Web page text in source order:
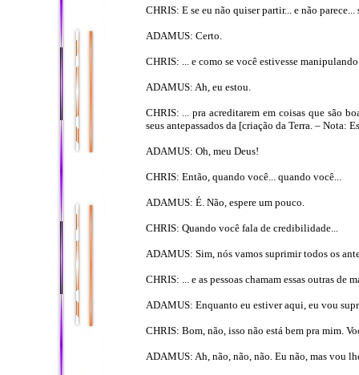
CHRIS: E se eu não quiser partir... e não
ADAMUS: Certo.
CHRIS: ... e como se você estivesse manipulando
ADAMUS: Ah, eu estou.
CHRIS: ... pra acreditarem em coisas que são
seus antepassados da [criação da Terra. – Nota:
ADAMUS: Oh, meu Deus!
CHRIS: Então, quando você... quando você...
ADAMUS: É. Não, espere um pouco.
CHRIS: Quando você fala de credibilidade...
ADAMUS: Sim, nós vamos suprimir todos os
CHRIS: ... e as pessoas chamam essas outras de
ADAMUS: Enquanto eu estiver aqui, eu vou
CHRIS: Bom, não, isso não está bem pra mim.
ADAMUS: Ah, não, não, não. Eu não, mas vou